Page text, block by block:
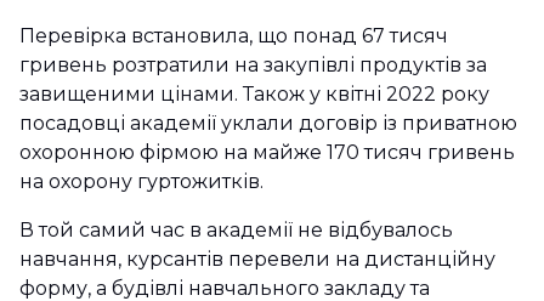
Перевірка встановила, що понад 67 тисяч
гривень розтратили на закупівлі продуктів за
завищеними цінами. Також у квітні 2022 року
посадовці академії уклали договір із приватною
охоронною фірмою на майже 170 тисяч гривень
на охорону гуртожитків.
В той самий час в академії не відбувалось
навчання, курсантів перевели на дистанційну
форму, а будівлі навчального закладу та